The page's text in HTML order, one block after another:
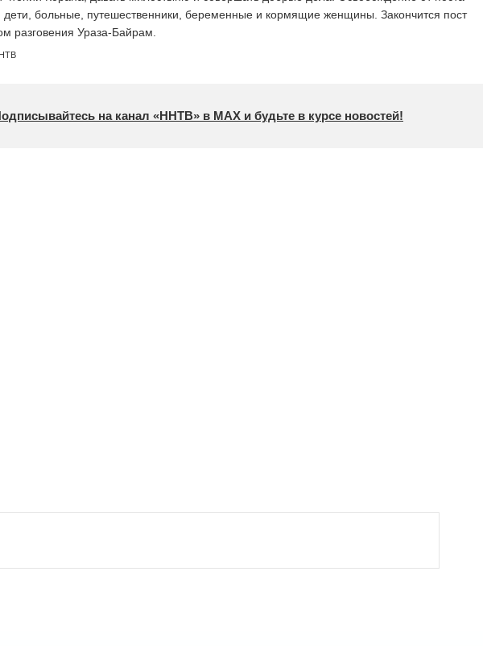
дети, больные, путешественники, беременные и кормящие женщины. Закончится пост
разговения Ураза-Байрам.
на канал «ННТВ» в МАХ и будьте в курсе новостей!